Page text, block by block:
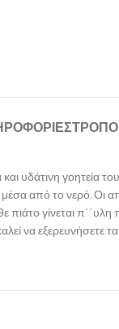
υδάτινη
από το νερό.
γίνεται
να εξερευνήσετε